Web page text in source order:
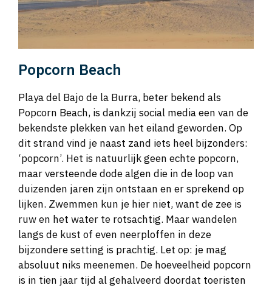
Popcorn Beach
Playa del Bajo de la Burra, beter bekend als
Popcorn Beach, is dankzij social media een van de
bekendste plekken van het eiland geworden. Op
dit strand vind je naast zand iets heel bijzonders:
‘popcorn’. Het is natuurlijk geen echte popcorn,
maar versteende dode algen die in de loop van
duizenden jaren zijn ontstaan en er sprekend op
lijken. Zwemmen kun je hier niet, want de zee is
ruw en het water te rotsachtig. Maar wandelen
langs de kust of even neerploffen in deze
bijzondere setting is prachtig. Let op: je mag
absoluut niks meenemen. De hoeveelheid popcorn
is in tien jaar tijd al gehalveerd doordat toeristen